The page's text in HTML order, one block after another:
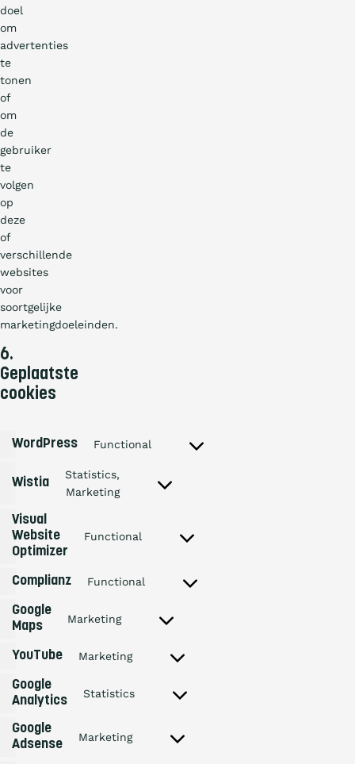
doel
om
advertenties
te
tonen
of
om
de
gebruiker
te
volgen
op
deze
of
verschillende
websites
voor
soortgelijke
marketingdoeleinden.
6.
Geplaatste
cookies
WordPress
Functional
service
wordpress
Wistia
Statistics,
Marketing
wistia
Visual
Website
Optimizer
Functional
visual-
Complianz
Functional
service
Google
Maps
Marketing
service
YouTube
Marketing
service
Google
Analytics
Statistics
google-
Google
Adsense
Marketing